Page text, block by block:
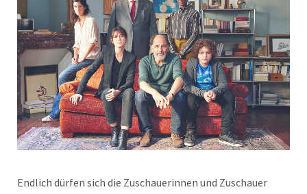
Endlich dürfen sich die Zuschauerinnen und Zuschauer